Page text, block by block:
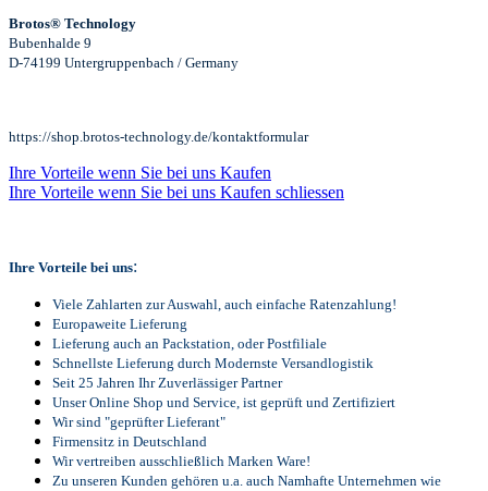
Brotos® Technology
Bubenhalde 9
D-74199 Untergruppenbach / Germany
https://shop.brotos-technology.de/kontaktformular
Ihre Vorteile wenn Sie bei uns Kaufen
Ihre Vorteile wenn Sie bei uns Kaufen schliessen
Ihre Vorteile bei uns:
Viele Zahlarten zur Auswahl, auch einfache Ratenzahlung!
Europaweite Lieferung
Lieferung auch an Packstation, oder Postfiliale
Schnellste Lieferung durch Modernste Versandlogistik
Seit 25 Jahren Ihr Zuverlässiger Partner
Unser Online Shop und Service, ist geprüft und Zertifiziert
Wir sind "geprüfter Lieferant"
Firmensitz in Deutschland
Wir vertreiben ausschließlich Marken Ware!
Zu unseren Kunden gehören u.a. auch Namhafte Unternehmen wie